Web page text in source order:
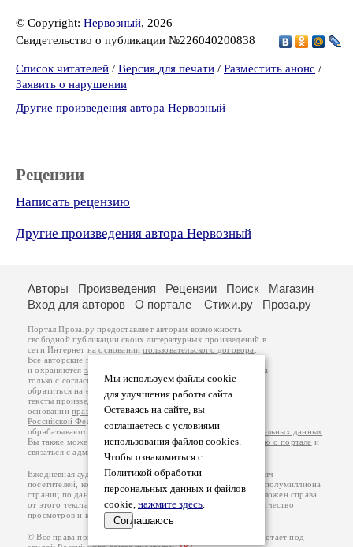
© Copyright: Нервозный, 2026
Свидетельство о публикации №226040200838
Список читателей / Версия для печати / Разместить анонс /
Заявить о нарушении
Другие произведения автора Нервозный
Рецензии
Написать рецензию
Другие произведения автора Нервозный
Мы используем файлы cookie
для улучшения работы сайта.
Оставаясь на сайте, вы
соглашаетесь с условиями
использования файлов cookies.
Чтобы ознакомиться с
Политикой обработки
персональных данных и файлов
cookie, нажмите здесь.
Соглашаюсь
Авторы Произведения Рецензии Поиск
Магазин
Вход для авторов
О портале Стихи.ру Проза.ру
Портал Проза.ру предоставляет авторам возможность
свободной публикации своих литературных произведений в
сети Интернет на основаниипользовательского договора
Все авторские права на произведения принадлежат авторам
и охраняются законом
. Перепечатка произведений возможна
только с согласия его автора, к которому вы можете
обратиться на его авторской странице. Ответственность за
тексты произведений авторы несут самостоятельно на
основанииправил публикацииизаконодательства
Российской Федерации
обрабатываются на основанииПолитики обработки персональных данных
Вы также можете посмотреть более подробнуюинформацию о портале и
связаться с администрацией
Ежедневная аудитория портала Проза.ру – порядка 100 тысяч
посетителей, которые в общей сумме просматривают более полумиллиона
страниц по данным счетчика посещаемости, который расположен справа
от этого текста. В каждой графе указано по две цифры: количество
просмотров и количество посетителей.
© Все права принадлежат авторам, 2000-2026. Портал работает под